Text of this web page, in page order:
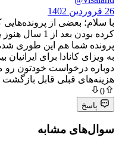
از پرونده‌هایی که از
کرده بودن بعد از 1 سال
هم این طوری شده باشه، کما
به
خودتون رو مطرح کنین
قبلی قابل بازگشت نیست.
مشابه